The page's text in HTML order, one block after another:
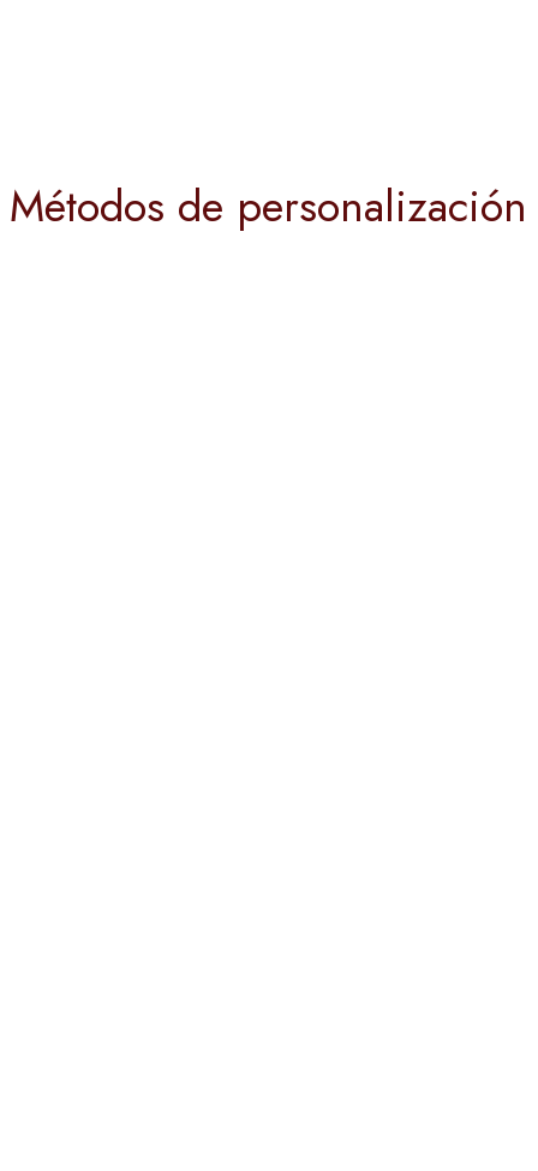
Métodos de personalización